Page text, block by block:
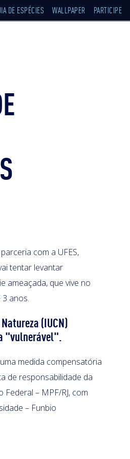
DE ESPÉCIES WALLPAPER PARTICIPE
com a UFES,
tentar levantar
ameaçada, que vive no
anos.
(IUCN)
"vulnerável".
medida compensatória
de responsabilidade da
– MPF/RJ, com
– Funbio